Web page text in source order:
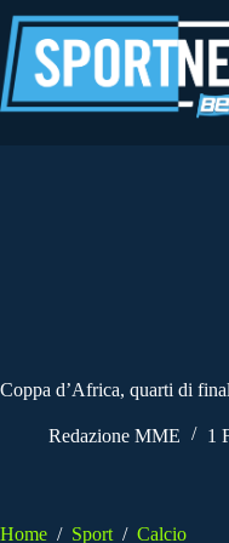
al
contenuto
Coppa d’Africa, quarti di
Redazione MME 1
Home / Sport / Calcio